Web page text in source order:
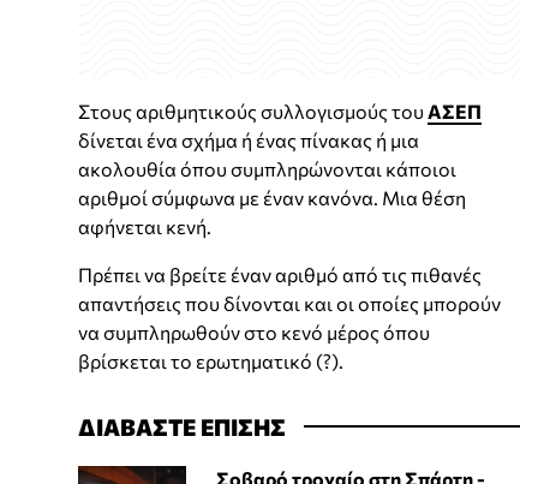
Στους αριθμητικούς συλλογισμούς του ΑΣΕΠ
δίνεται ένα σχήμα ή ένας πίνακας ή μια
ακολουθία όπου συμπληρώνονται κάποιοι
αριθμοί σύμφωνα με έναν κανόνα. Μια θέση
αφήνεται κενή.
Πρέπει να βρείτε έναν αριθμό από τις πιθανές
απαντήσεις που δίνονται και οι οποίες μπορούν
να συμπληρωθούν στο κενό μέρος όπου
βρίσκεται το ερωτηματικό (?).
ΔΙΑΒΑΣΤΕ ΕΠΙΣΗΣ
Σοβαρό τροχαίο στη Σπάρτη -